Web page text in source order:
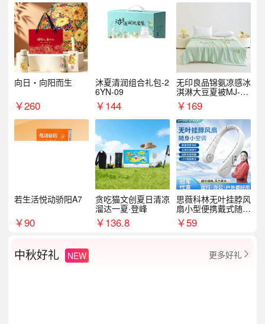
向日・向阳而生
￥260
沐夏清润组合礼包-2
6YN-09
￥144
无印良品锦氨凉感冰
淇淋大豆夏被MJ-B2
025-0193
￥169
若生活悦动骄阳A7
￥90
贪吃猫文创夏日清凉
溜达一夏·登峰
￥136.8
思薇科林无叶挂脖风
扇小型便携戴式随身
挂脖子降温神器
￥59
中秋好礼 NEW 更多好礼 